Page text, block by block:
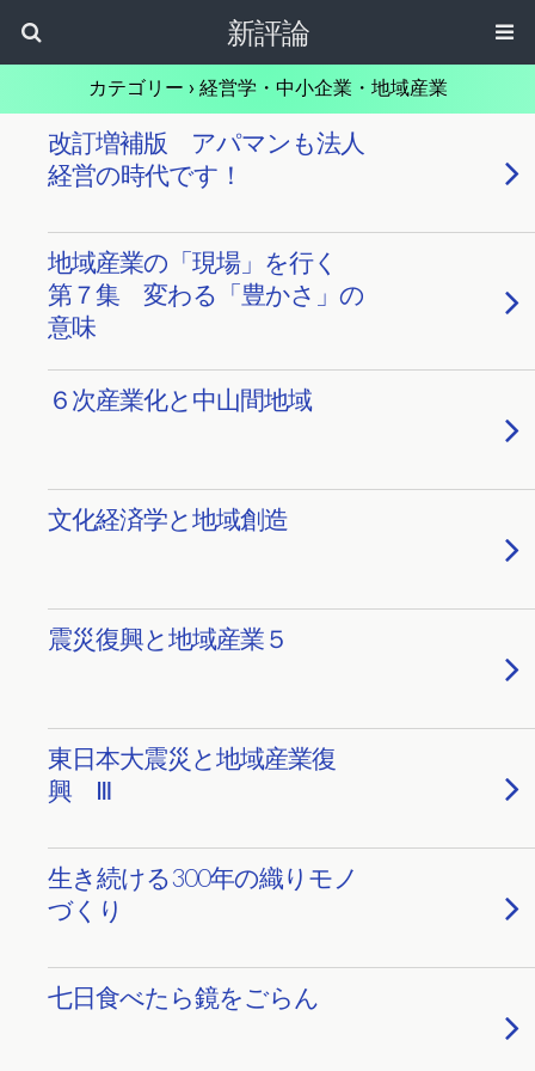
新評論
カテゴリー › 経営学・中小企業・地域産業
改訂増補版 アパマンも法人
経営の時代です！
地域産業の「現場」を行く
第７集 変わる「豊かさ」の
意味
６次産業化と中山間地域
文化経済学と地域創造
震災復興と地域産業５
東日本大震災と地域産業復
興 Ⅲ
生き続ける300年の織りモノ
づくり
七日食べたら鏡をごらん